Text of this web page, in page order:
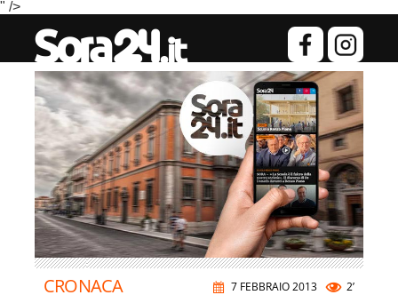
" />
7 FEBBRAIO 2013 2’
CRONACA